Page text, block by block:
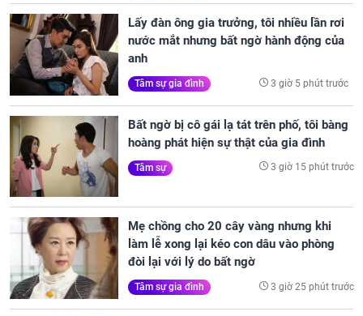
Lấy đàn ông gia trưởng, tôi nhiều lần rơi
nước mắt nhưng bất ngờ hành động của
anh
Tâm sự gia đình 3 giờ 5 phút trước
Bất ngờ bị cô gái lạ tát trên phố, tôi bàng
hoàng phát hiện sự thật của gia đình
Tâm sự 3 giờ 15 phút trước
Mẹ chồng cho 20 cây vàng nhưng khi
làm lễ xong lại kéo con dâu vào phòng
đòi lại với lý do bất ngờ
Tâm sự gia đình 3 giờ 25 phút trước